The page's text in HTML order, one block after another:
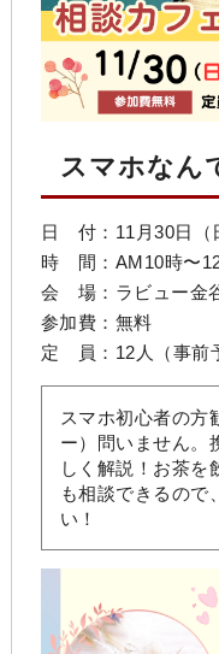
スマホなん
日 付：11月30日（
時 間：AM10時〜
会 場： ラビュー金
参加費：無料
定 員：12人（事前
スマホ初心者の方
ー）問いません。
しく解説！お茶を
も相談できるので
い！